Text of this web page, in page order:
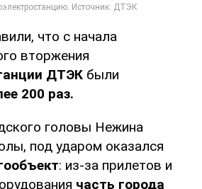
что с начала
вторжения
ДТЭК были
200 раз.
головы Нежина
под ударом оказался
: из-за прилетов и
часть города